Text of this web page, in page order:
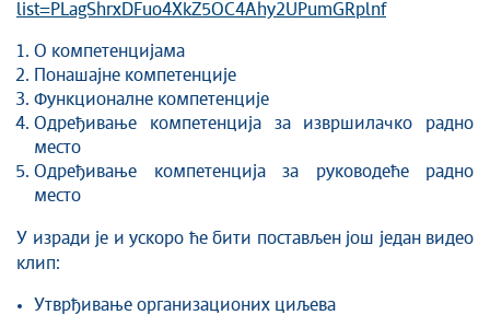
list=PLagShrxDFuo4XkZ5OC4Ahy2UPumGRplnf
О компетенцијама
Понашајне компетенције
Функционалне компетенције
Одређивање компетенција за извршилачко радно
место
Одређивање компетенција за руководеће радно
место
У изради је и ускоро ће бити постављен још један видео
клип:
Утврђивање организационих циљева